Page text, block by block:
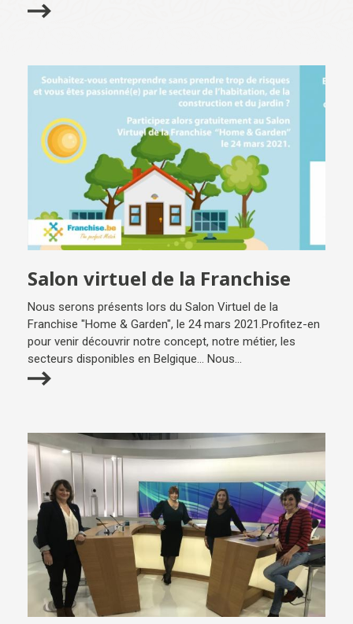
Salon virtuel de la Franchise
Nous serons présents lors du Salon Virtuel de la
Franchise "Home & Garden", le 24 mars 2021.Profitez-en
pour venir découvrir notre concept, notre métier, les
secteurs disponibles en Belgique... Nous...